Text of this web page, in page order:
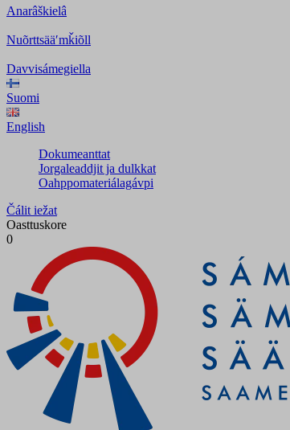
Anarâškielâ
Nuõrttsääʹmǩiõll
Davvisámegiella
Suomi
English
Dokumeanttat
Jorgaleaddjit ja dulkkat
Oahppomateriálagávpi
Čálit iežat
Oasttuskore
0